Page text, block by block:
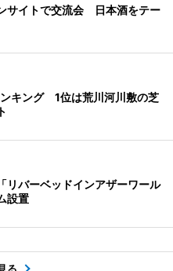
サイトで交流会 日本酒をテー
キング 1位は荒川河川敷の芝
リバーベッドインアザーワール
設置
る